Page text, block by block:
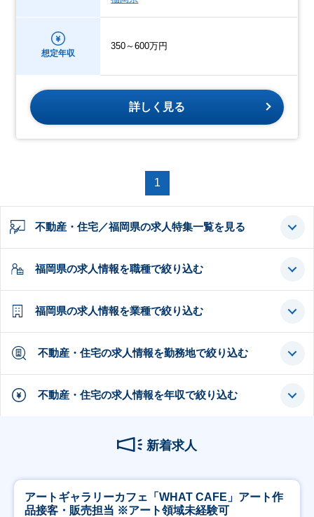
想定年収
350～600万円
詳しく見る
1
不動産・住宅／福岡県の求人特集一覧を見る
福岡県の求人情報を職種で絞り込む
福岡県の求人情報を業種で絞り込む
不動産・住宅の求人情報を勤務地で絞り込む
不動産・住宅の求人情報を年収で絞り込む
新着求人
アートギャラリーカフェ「WHAT CAFE」アート作
品接客・販売担当 ※アート領域未経験可